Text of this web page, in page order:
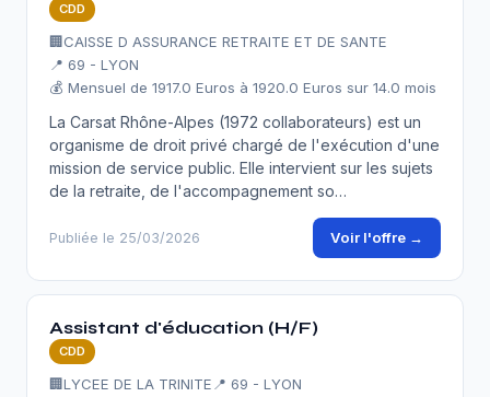
CDD
🏢CAISSE D ASSURANCE RETRAITE ET DE SANTE
📍 69 - LYON
💰 Mensuel de 1917.0 Euros à 1920.0 Euros sur 14.0 mois
La Carsat Rhône-Alpes (1972 collaborateurs) est un
organisme de droit privé chargé de l'exécution d'une
mission de service public. Elle intervient sur les sujets
de la retraite, de l'accompagnement so…
Publiée le 25/03/2026 Voir l'offre →
Assistant d'éducation (H/F)
CDD
🏢LYCEE DE LA TRINITE 📍 69 - LYON